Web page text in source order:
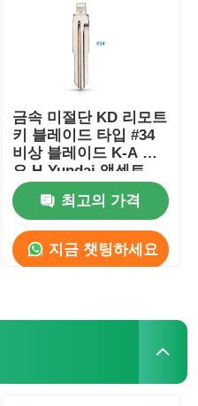
금속 미절단 KD 리모트
키 블레이드 타입 #34
비상 블레이드 K-A 리
오 H-Yundai 액센트
HYN10용
최고의 가격
지금 챗팅하세요